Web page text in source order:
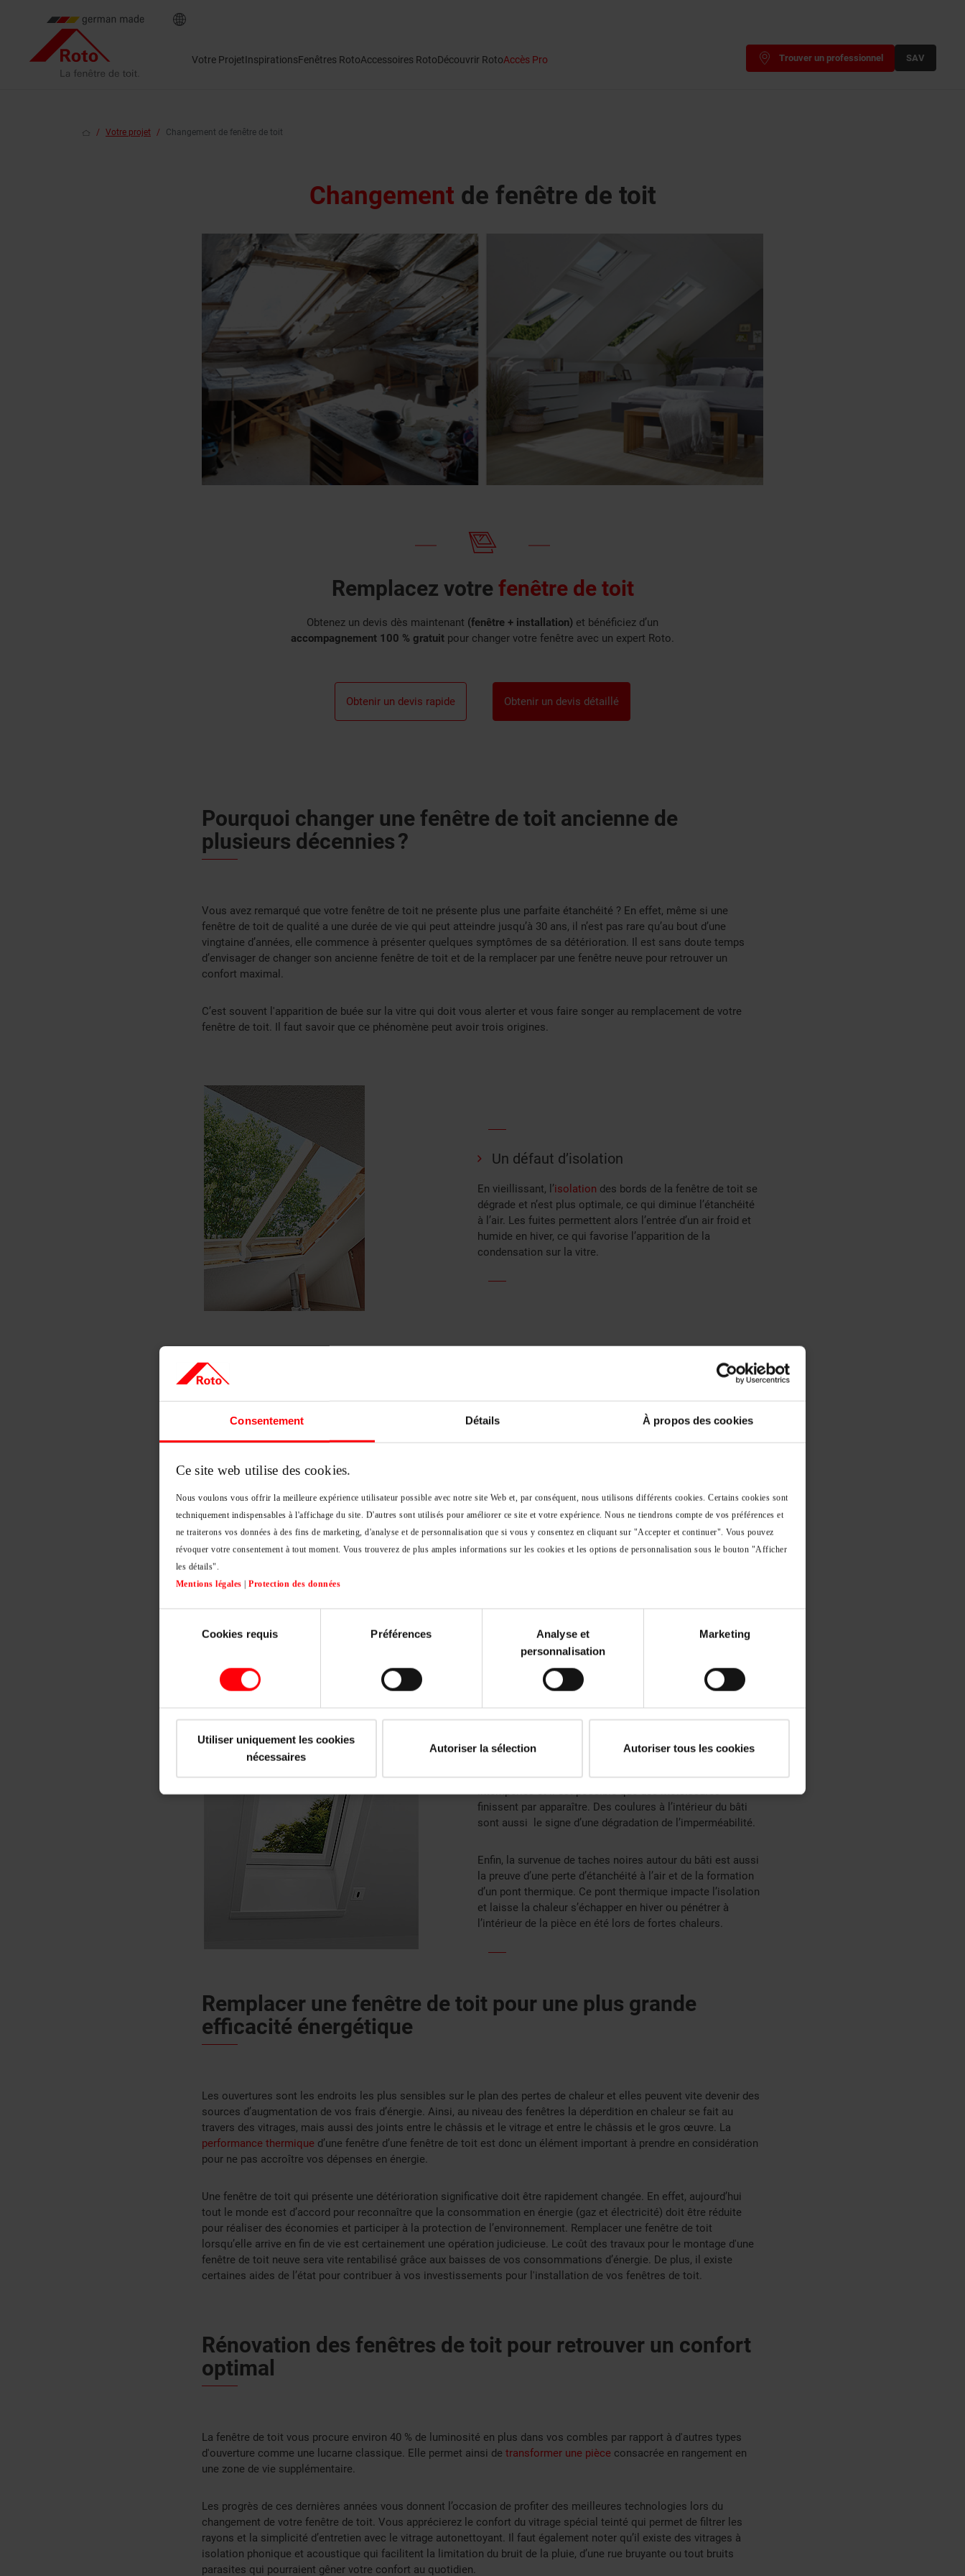
Consentement Détails À propos des cookies
Ce site web utilise des cookies.
Nous voulons vous offrir la meilleure expérience utilisateur possible avec notre site Web et, par conséquent, nous utilisons différents cookies. Certains cookies sont
techniquement indispensables à l'affichage du site. D'autres sont utilisés pour améliorer ce site et votre expérience. Nous ne tiendrons compte de vos préférences et
ne traiterons vos données à des fins de marketing, d'analyse et de personnalisation que si vous y consentez en cliquant sur "Accepter et continuer". Vous pouvez
révoquer votre consentement à tout moment. Vous trouverez de plus amples informations sur les cookies et les options de personnalisation sous le bouton "Afficher
les détails".
Mentions légales | Protection des données
Cookies requis Préférences
Analyse et
personnalisation
Marketing
Utiliser uniquement les cookies
nécessaires
Autoriser la sélection Autoriser tous les cookies
Votre ProjetInspirationsFenêtres RotoAccessoires RotoDécouvrir RotoAccès Pro Trouver un professionnel SAV
Votre projet Changement de fenêtre de toit
Changement de fenêtre de toit
Remplacez votre fenêtre de toit
Obtenez un devis dès maintenant (fenêtre + installation) et bénéficiez d’un
accompagnement 100 % gratuitpour changer votre fenêtre avec un expert Roto.
Obtenir un devis rapide Obtenir un devis détaillé
Pourquoi changer une fenêtre de toit ancienne de
plusieurs décennies ?
Vous avez remarqué que votre fenêtre de toit ne présente plus une parfaite étanchéité ? En effet, même si une
fenêtre de toit de qualité a une durée de vie qui peut atteindre jusqu’à 30 ans, il n’est pas rare qu’au bout d’une
vingtaine d’années, elle commence à présenter quelques symptômes de sa détérioration. Il est sans doute temps
d’envisager de changer son ancienne fenêtre de toit et de la remplacer par une fenêtre neuve pour retrouver un
confort maximal.
C’est souvent l'apparition de buée sur la vitre qui doit vous alerter et vous faire songer au remplacement de votre
fenêtre de toit. Il faut savoir que ce phénomène peut avoir trois origines.
Un défaut d’isolation
En vieillissant, l’isolation des bords de la fenêtre de toit se
dégrade et n’est plus optimale, ce qui diminue l’étanchéité
à l’air. Les fuites permettent alors l’entrée d’un air froid et
humide en hiver, ce qui favorise l’apparition de la
condensation sur la vitre.
Une perte de la lame d’air ou du gaz
présent dans le vitrage de votre fenêtre
de toit
votre habitation, une fenêtre de toit nécessite d’avoir
vitrage est l’élément qui vieillit le plus vite sur une fenêtre.
Un double vitrage est composé de deux vitres qui
comportent une lame d’air ou du gaz entre elles, car l’air
est un excellent isolant. Mais avec le temps, ce gaz finit
nettement l’isolation de votre fenêtre de toit.
Une dégradation du bâti de la fenêtre de
Quel que soit le matériau utilisé, il se dégrade à cause des
intempéries et il est possible que des moisissures
finissent par apparaître. Des coulures à l’intérieur du bâti
sont aussi le signe d’une dégradation de l’imperméabilité.
Enfin, la survenue de taches noires autour du bâti est aussi
la preuve d’une perte d’étanchéité à l’air et de la formation
d’un pont thermique. Ce pont thermique impacte l’isolation
et laisse la chaleur s’échapper en hiver ou pénétrer à
l’intérieur de la pièce en été lors de fortes chaleurs.
Remplacer une fenêtre de toit pour une plus grande
efficacité énergétique
Les ouvertures sont les endroits les plus sensibles sur le plan des pertes de chaleur et elles peuvent vite devenir des
sources d’augmentation de vos frais d’énergie. Ainsi, au niveau des fenêtres la déperdition en chaleur se fait au
travers des vitrages, mais aussi des joints entre le châssis et le vitrage et entre le châssis et le gros œuvre. La
performance thermique d’une fenêtre d’une fenêtre de toit est donc un élément important à prendre en considération
pour ne pas accroître vos dépenses en énergie.
Une fenêtre de toit qui présente une détérioration significative doit être rapidement changée. En effet, aujourd’hui
tout le monde est d’accord pour reconnaître que la consommation en énergie (gaz et électricité) doit être réduite
pour réaliser des économies et participer à la protection de l’environnement. Remplacer une fenêtre de toit
lorsqu’elle arrive en fin de vie est certainement une opération judicieuse. Le coût des travaux pour le montage d'une
fenêtre de toit neuve sera vite rentabilisé grâce aux baisses de vos consommations d’énergie. De plus, il existe
certaines aides de l’état pour contribuer à vos investissements pour l'installation de vos fenêtres de toit.
Rénovation des fenêtres de toit pour retrouver un confort
optimal
La fenêtre de toit vous procure environ 40 % de luminosité en plus dans vos combles par rapport à d'autres types
d'ouverture comme une lucarne classique. Elle permet ainsi detransformer une pièce consacrée en rangement en
une zone de vie supplémentaire.
Les progrès de ces dernières années vous donnent l’occasion de profiter des meilleures technologies lors du
changement de votre fenêtre de toit. Vous apprécierez le confort du vitrage spécial teinté qui permet de filtrer les
rayons et la simplicité d’entretien avec le vitrage autonettoyant. Il faut également noter qu’il existe des vitrages à
isolation phonique et acoustique qui facilitent la limitation du bruit de la pluie, d’une rue bruyante ou tout bruits
parasites qui pourraient gêner votre confort au quotidien.